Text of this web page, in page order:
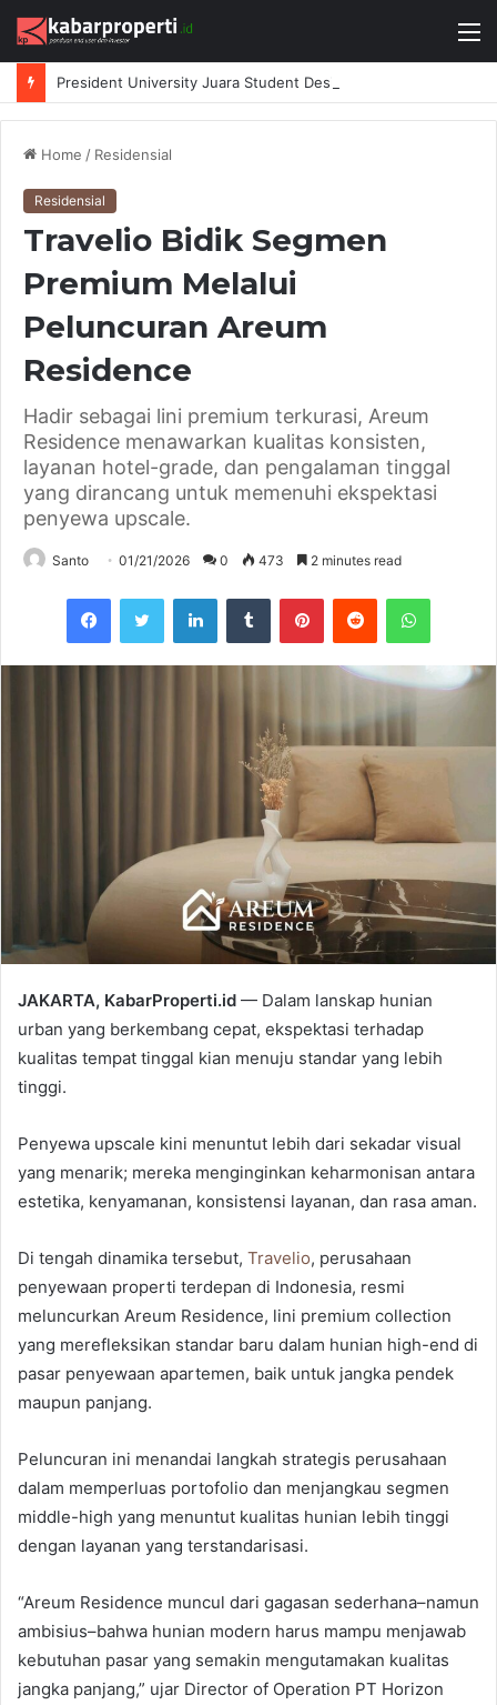
Home / Residensial
Residensial
Travelio Bidik Segmen
Premium Melalui
Peluncuran Areum
Residence
Hadir sebagai lini premium terkurasi, Areum
Residence menawarkan kualitas konsisten,
layanan hotel-grade, dan pengalaman tinggal
yang dirancang untuk memenuhi ekspektasi
penyewa upscale.
Santo 01/21/2026 0 473 2 minutes read
FacebookTwitter LinkedInTumblr PinterestReddit
JAKARTA, KabarProperti.id — Dalam lanskap hunian
urban yang berkembang cepat, ekspektasi terhadap
kualitas tempat tinggal kian menuju standar yang lebih
tinggi.
Penyewa upscale kini menuntut lebih dari sekadar visual
yang menarik; mereka menginginkan keharmonisan antara
estetika, kenyamanan, konsistensi layanan, dan rasa aman.
Di tengah dinamika tersebut, Travelio, perusahaan
penyewaan properti terdepan di Indonesia, resmi
meluncurkan Areum Residence, lini premium collection
yang merefleksikan standar baru dalam hunian high-end di
pasar penyewaan apartemen, baik untuk jangka pendek
maupun panjang.
Peluncuran ini menandai langkah strategis perusahaan
dalam memperluas portofolio dan menjangkau segmen
middle-high yang menuntut kualitas hunian lebih tinggi
dengan layanan yang terstandarisasi.
“Areum Residence muncul dari gagasan sederhana–namun
ambisius–bahwa hunian modern harus mampu menjawab
kebutuhan pasar yang semakin mengutamakan kualitas
jangka panjang,” ujar Director of Operation PT Horizon